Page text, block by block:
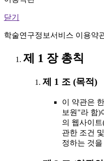
닫기
학술연구정보서비스 이용약
제 1 장 총칙
제 1 조 (목적)
이 약관은
보원"라 함)
의 웹사이
관한 조건
정하는 것